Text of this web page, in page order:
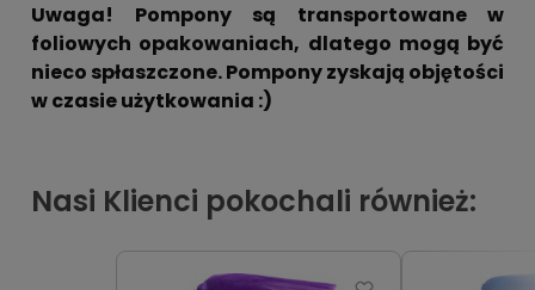
Uwaga! Pompony są transportowane w
foliowych opakowaniach, dlatego mogą być
nieco spłaszczone. Pompony zyskają objętości
w czasie użytkowania :)
Nasi Klienci pokochali również: